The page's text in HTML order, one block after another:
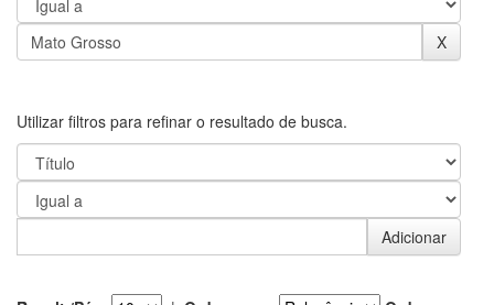
Utilizar filtros para refinar o resultado de busca.